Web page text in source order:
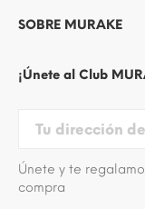
SOBRE MURAKE
¡Únete al Club
Únete y te
compra